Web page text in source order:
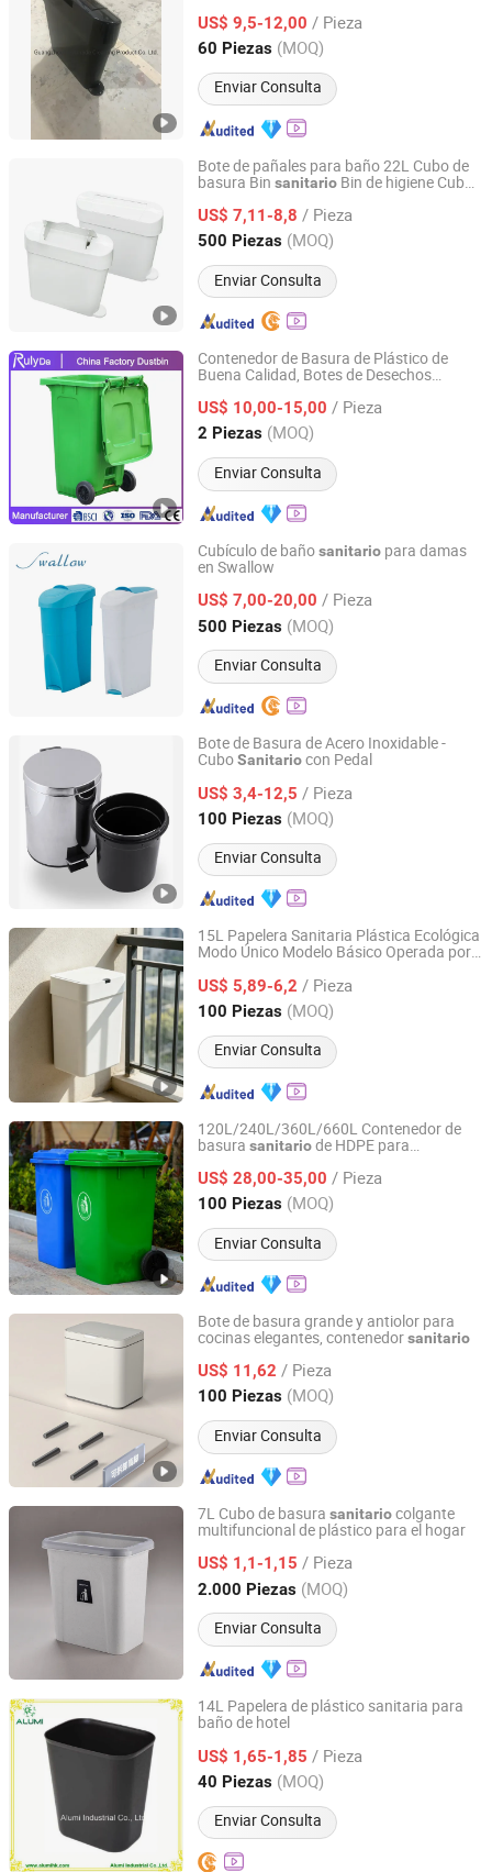
US$ 9,5-12,00 / Pieza
60 Piezas (MOQ)
Enviar Consulta
Guangdong, China Desde 2021
Bote de pañales para baño 22L Cubo de
basura Bin sanitario Bin de higiene Cubo
US$ 7,11-8,8 / Pieza
500 Piezas (MOQ)
Enviar Consulta
Jiangmen Goodman Cleaning Supplies Co., Ltd.
Guangdong, China Desde 2020
Contenedor de Basura de Plástico de
Buena Calidad, Botes de Desechos
US$ 10,00-15,00 / Pieza
2 Piezas (MOQ)
Enviar Consulta
Qingdao Rulyda Plastic Manufacture Co., Ltd.
Shandong, China Desde 2013
Cubículo de bañosanitario para damas
en Swallow
US$ 7,00-20,00 / Pieza
500 Piezas (MOQ)
Enviar Consulta
Suzhou Swallow Company Limited
Jiangsu, China Desde 2021
Bote de Basura de Acero Inoxidable -
CuboSanitariocon Pedal
US$ 3,4-12,5 / Pieza
100 Piezas (MOQ)
Enviar Consulta
BOSOM METAL CO., LTD.
Guangdong, China Desde 2018
15L Papelera Sanitaria Plástica Ecológica
Modo Único Modelo Básico Operada por
US$ 5,89-6,2 / Pieza
100 Piezas (MOQ)
Enviar Consulta
Foshan Yiwei Smart Home Co., Ltd.
Guangdong, China Desde 2026
120L/240L/360L/660L Contenedor de
basura sanitariode HDPE para
móviles de plástico con ruedas
US$ 28,00-35,00 / Pieza
100 Piezas (MOQ)
Enviar Consulta
Zhejiang Huanqun Plastic Co., Ltd.
Zhejiang, China Desde 2021
Bote de basura grande y antiolor para
cocinas elegantes, contenedorsanitario
US$ 11,62 / Pieza
100 Piezas (MOQ)
Enviar Consulta
Foshan Yiwei Smart Home Co., Ltd.
Guangdong, China Desde 2026
7L Cubo de basura sanitariocolgante
multifuncional de plástico para el hogar
US$ 1,1-1,15 / Pieza
2.000 Piezas (MOQ)
Enviar Consulta
Taizhou Shangyi Plastic Co., Ltd.
Zhejiang, China Desde 2018
14L Papelera de plástico sanitaria para
baño de hotel
US$ 1,65-1,85 / Pieza
40 Piezas (MOQ)
Enviar Consulta
Alumi Industrial Co., Ltd.
Guangdong, China Desde 2016